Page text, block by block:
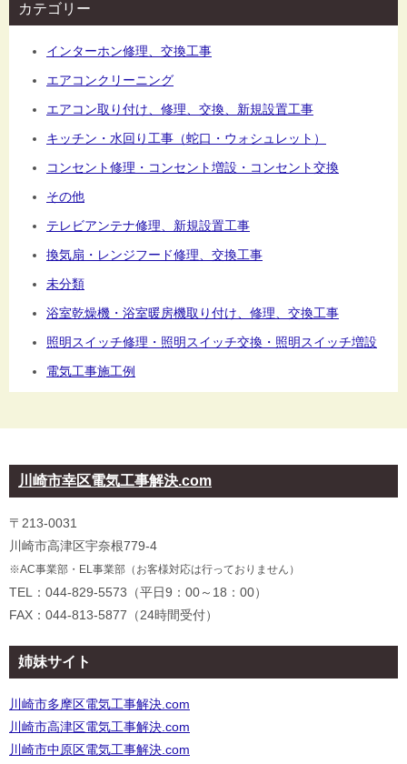
カテゴリー
インターホン修理、交換工事
エアコンクリーニング
エアコン取り付け、修理、交換、新規設置工事
キッチン・水回り工事（蛇口・ウォシュレット）
コンセント修理・コンセント増設・コンセント交換
その他
テレビアンテナ修理、新規設置工事
換気扇・レンジフード修理、交換工事
未分類
浴室乾燥機・浴室暖房機取り付け、修理、交換工事
照明スイッチ修理・照明スイッチ交換・照明スイッチ増設
電気工事施工例
川崎市幸区電気工事解決.com
〒213-0031
川崎市高津区宇奈根779-4
※AC事業部・EL事業部（お客様対応は行っておりません）
TEL：044-829-5573（平日9：00～18：00）
FAX：044-813-5877（24時間受付）
姉妹サイト
川崎市多摩区電気工事解決.com
川崎市高津区電気工事解決.com
川崎市中原区電気工事解決.com